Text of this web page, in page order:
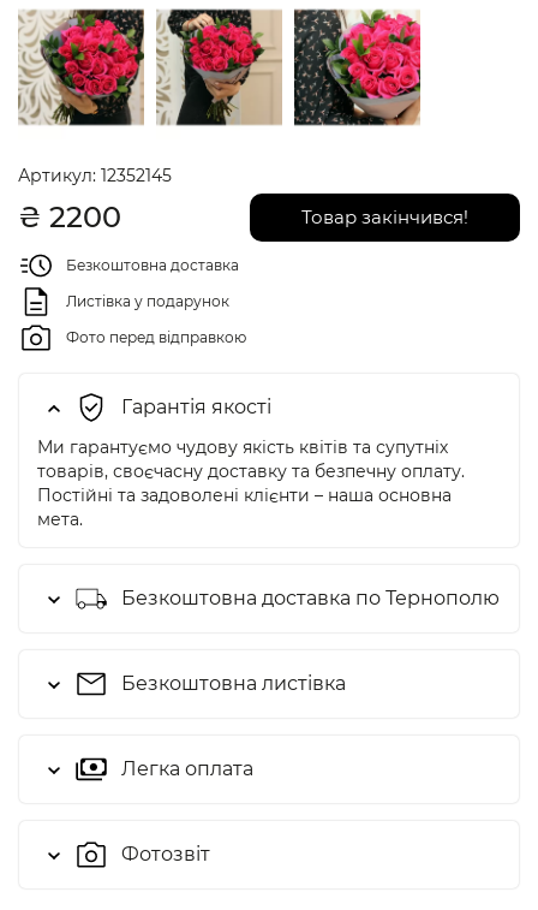
Артикул: 12352145
₴ 2200 Товар закінчився!
Безкоштовна доставка
Листівка у подарунок
Фото перед відправкою
Гарантія якості
Ми гарантуємо чудову якість квітів та супутніх
товарів, своєчасну доставку та безпечну оплату.
Постійні та задоволені клієнти – наша основна
мета.
Безкоштовна доставка по Тернополю
Безкоштовна листівка
Легка оплата
Фотозвіт